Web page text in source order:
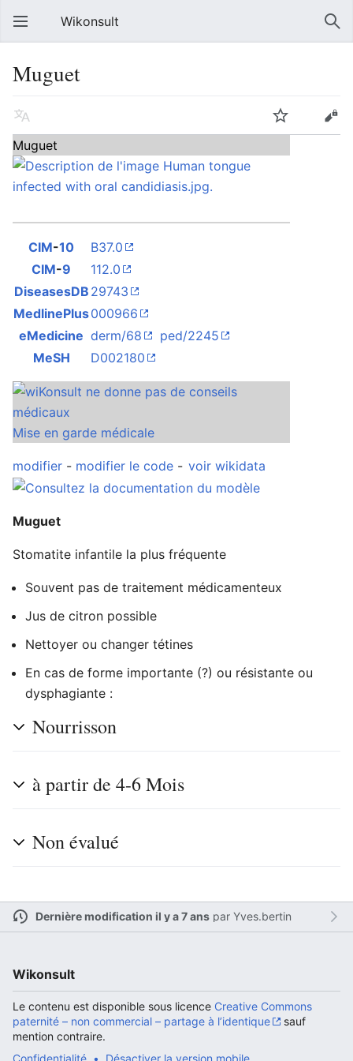
Ouvrir le menu principal
Wikonsult
Muguet
Lire
Muguet
CIM-10
B37.0
CIM-9
112.0
DiseasesDB 29743
MedlinePlus000966
eMedicine derm/68
ped/2245
MeSH
D002180
Mise en garde médicale
modifier - modifier le code - voir wikidata
Muguet
Stomatite infantile la plus fréquente
Souvent pas de traitement médicamenteux
Jus de citron possible
Nettoyer ou changer tétines
En cas de forme importante (?) ou résistante ou
dysphagiante :
Nourrisson
à partir de 4-6 Mois
Non évalué
Dernière modification il y a 7 anspar Yves.bertin
Wikonsult
Le contenu est disponible sous licence Creative Commons
paternité – non commercial – partage à l’identique
sauf
mention contraire.